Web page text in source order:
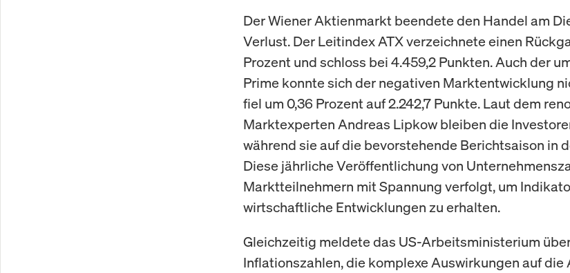
Der Wiener Aktienmarkt beendete den Handel am
Verlust. Der Leitindex ATX verzeichnete einen
Prozent und schloss bei 4.459,2 Punkten. Auch der
Prime konnte sich der negativen Marktentwicklung
fiel um 0,36 Prozent auf 2.242,7 Punkte. Laut dem
Marktexperten Andreas Lipkow bleiben die
während sie auf die bevorstehende Berichtsaison in
Diese jährliche Veröffentlichung von
Marktteilnehmern mit Spannung verfolgt, um
wirtschaftliche Entwicklungen zu erhalten.
Gleichzeitig meldete das US-Arbeitsministerium
Inflationszahlen, die komplexe Auswirkungen auf